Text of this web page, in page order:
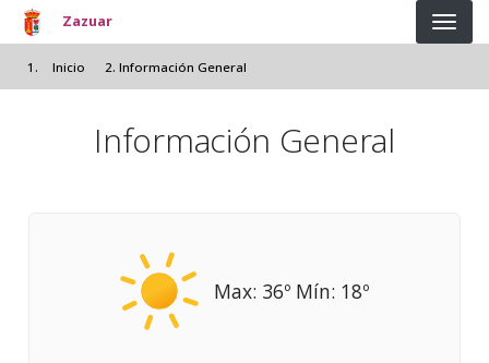
Pasar al contenido principal
Zazuar
Inicio Información General
Información General
Max: 36º Mín: 18º